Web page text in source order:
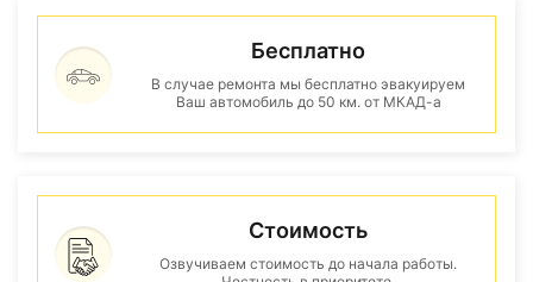
Бесплатно
В случае ремонта мы бесплатно эвакуируем
Ваш автомобиль до 50 км. от МКАД-а
Стоимость
Озвучиваем стоимость до начала работы.